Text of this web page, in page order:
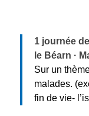
1 journée
le Béarn ·
Sur un
malades.
fin de vie-